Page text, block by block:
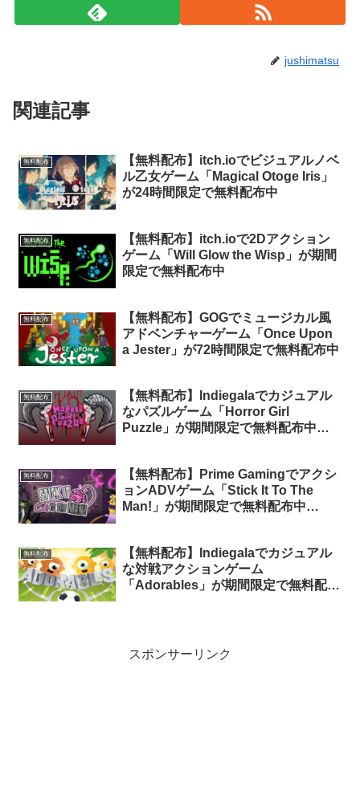
jushimatsu
関連記事
無料配布
【無料配布】itch.ioでビジュアルノベ
ル乙女ゲーム「Magical Otoge Iris」
が24時間限定で無料配布中
無料配布
【無料配布】itch.ioで2Dアクション
ゲーム「Will Glow the Wisp」が期間
限定で無料配布中
無料配布
【無料配布】GOGでミュージカル風
アドベンチャーゲーム「Once Upon
a Jester」が72時間限定で無料配布中
無料配布
【無料配布】Indiegalaでカジュアル
なパズルゲーム「Horror Girl
Puzzle」が期間限定で無料配布中
無料配布
【無料配布】Prime Gamingでアクシ
ョンADVゲーム「Stick It To The
Man!」が期間限定で無料配布中
無料配布
【無料配布】Indiegalaでカジュアル
な対戦アクションゲーム
「Adorables」が期間限定で無料配布
スポンサーリンク